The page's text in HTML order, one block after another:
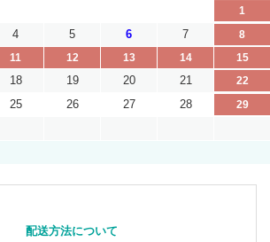
1
4 5 6 7
8
11 12 13 14
15
18 19 20 21
22
25 26 27 28
29
配送方法について